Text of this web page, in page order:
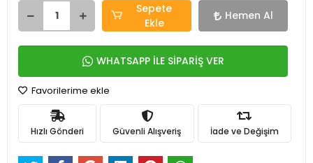
Sepete
Ekle
Hemen Al
WHATSAPP İLE SİPARİŞ VER
Favorilerime ekle
Hızlı Gönderi Güvenli Alışveriş İade ve Değişim